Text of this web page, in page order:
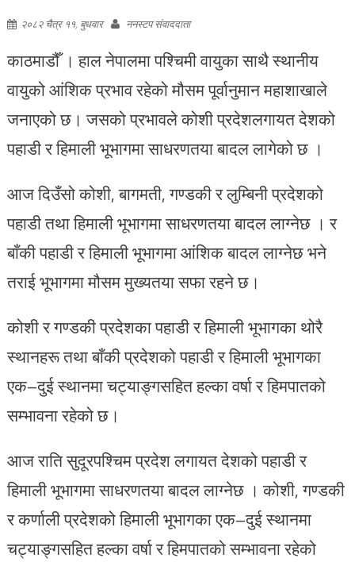
२०८२ चैत्र ११, बुधवार ननस्टप संवाददाता
काठमाडौँ । हाल नेपालमा पश्चिमी वायुका साथै स्थानीय
वायुको आंशिक प्रभाव रहेको मौसम पूर्वानुमान महाशाखाले
जनाएको छ। जसको प्रभावले कोशी प्रदेशलगायत देशको
पहाडी र हिमाली भूभागमा साधरणतया बादल लागेको छ ।
आज दिउँसो कोशी, बागमती, गण्डकी र लुम्बिनी प्रदेशको
पहाडी तथा हिमाली भूभागमा साधरणतया बादल लाग्नेछ । र
बाँकी पहाडी र हिमाली भूभागमा आंशिक बादल लाग्नेछ भने
तराई भूभागमा मौसम मुख्यतया सफा रहने छ।
कोशी र गण्डकी प्रदेशका पहाडी र हिमाली भूभागका थोरै
स्थानहरू तथा बाँकी प्रदेशको पहाडी र हिमाली भूभागका
एक–दुई स्थानमा चट्याङ्गसहित हल्का वर्षा र हिमपातको
सम्भावना रहेको छ।
आज राति सुदूरपश्चिम प्रदेश लगायत देशको पहाडी र
हिमाली भूभागमा साधरणतया बादल लाग्नेछ । कोशी, गण्डकी
र कर्णाली प्रदेशको हिमाली भूभागका एक–दुई स्थानमा
चट्याङ्गसहित हल्का वर्षा र हिमपातको सम्भावना रहेको